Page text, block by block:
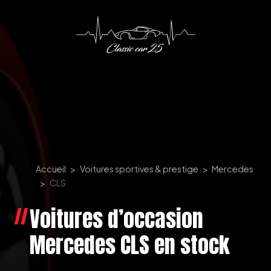
Accueil Voitures sportives & prestige
Mercedes
CLS
Voitures d’occasion
Mercedes CLS en stock